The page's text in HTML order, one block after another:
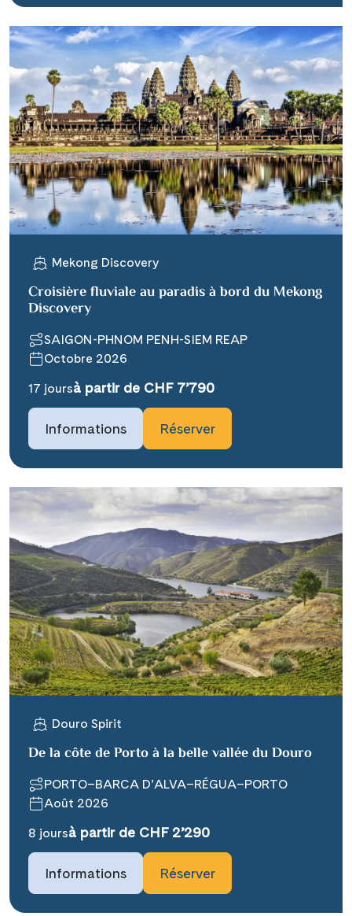
Mekong Discovery
Croisière fluviale au paradis à bord du Mekong
Discovery
SAIGON-PHNOM PENH-SIEM REAP
Octobre 2026
17 joursà partir de CHF 7’790
Informations Réserver
Douro Spirit
De la côte de Porto à la belle vallée du Douro
PORTO–BARCA D’ALVA–RÉGUA–PORTO
Août 2026
8 joursà partir de CHF 2’290
Informations Réserver